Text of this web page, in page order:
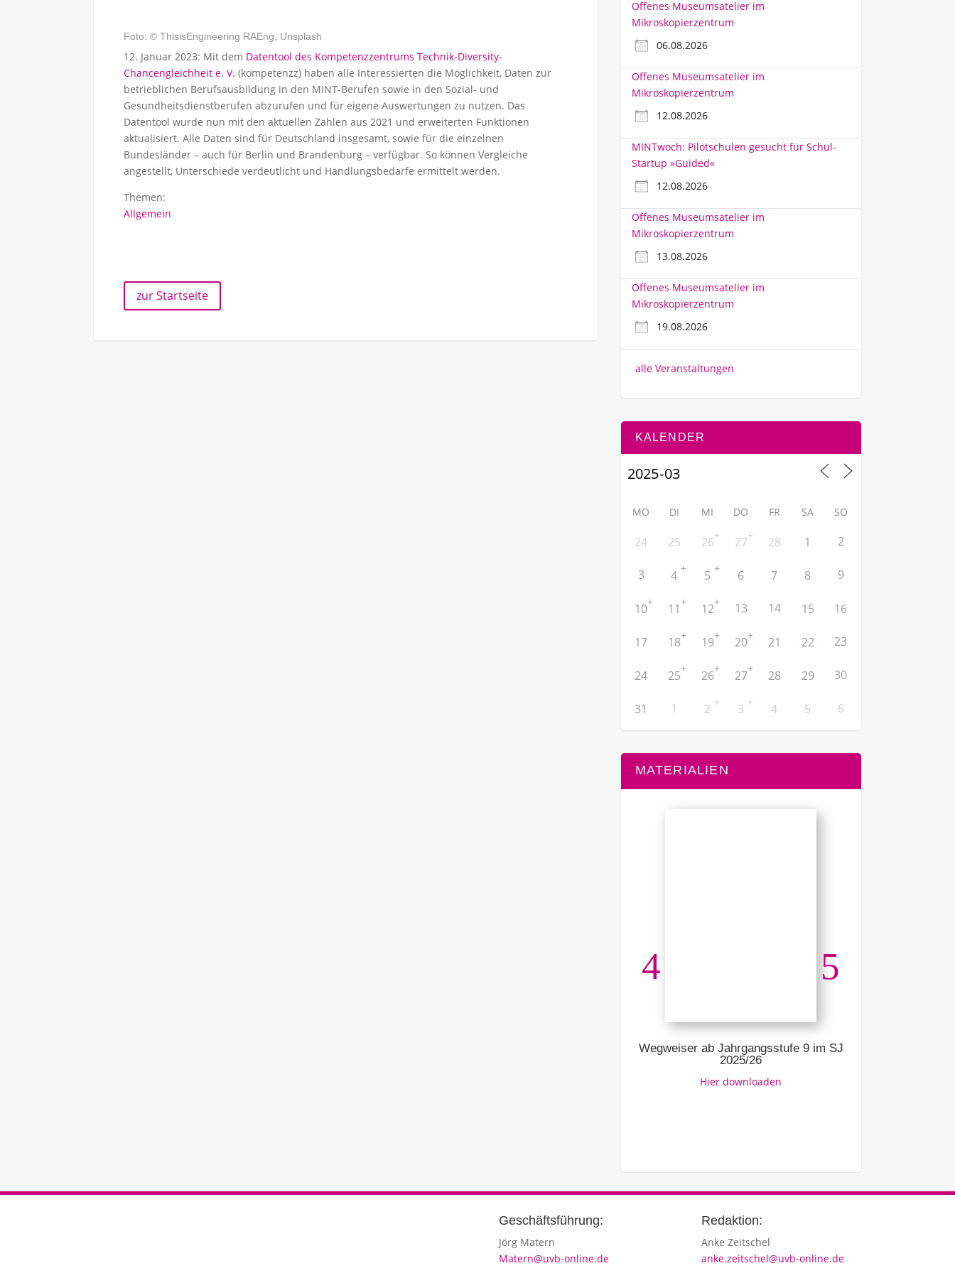
Foto: © ThisisEngineering RAEng, Unsplash
12. Januar 2023: Mit dem Datentool des Kompetenzzentrums Technik-Diversity-
Chancengleichheit e. V. (kompetenzz) haben alle Interessierten die Möglichkeit, Daten zur
betrieblichen Berufsausbildung in den MINT-Berufen sowie in den Sozial- und
Gesundheitsdienstberufen abzurufen und für eigene Auswertungen zu nutzen. Das
Datentool wurde nun mit den aktuellen Zahlen aus 2021 und erweiterten Funktionen
aktualisiert. Alle Daten sind für Deutschland insgesamt, sowie für die einzelnen
Bundesländer – auch für Berlin und Brandenburg – verfügbar. So können Vergleiche
angestellt, Unterschiede verdeutlicht und Handlungsbedarfe ermittelt werden.
Themen:
Allgemein
zur Startseite
Offenes Museumsatelier im
Mikroskopierzentrum
06.08.2026
Offenes Museumsatelier im
Mikroskopierzentrum
12.08.2026
MINTwoch: Pilotschulen gesucht für Schul-
Startup »Guided«
12.08.2026
Offenes Museumsatelier im
Mikroskopierzentrum
13.08.2026
Offenes Museumsatelier im
Mikroskopierzentrum
19.08.2026
alle Veranstaltungen
KALENDER
MO DI MI DO FR SA SO
24 25 26+ 27+ 28 1 2
3 4 + 5 + 6 7 8 9
10+ 11+ 12+ 13 14 15 16
17 18+ 19+ 20+ 21 22 23
24 25+ 26+ 27+ 28 29 30
31 1 2 + 3 + 4 5 6
MATERIALIEN
Wegweiser ab Jahrgangsstufe 9 im SJ
2025/26
Hier downloaden
Geschäftsführung:
Jörg Matern
Matern@uvb-online.de
Redaktion:
Anke Zeitschel
anke.zeitschel@uvb-online.de